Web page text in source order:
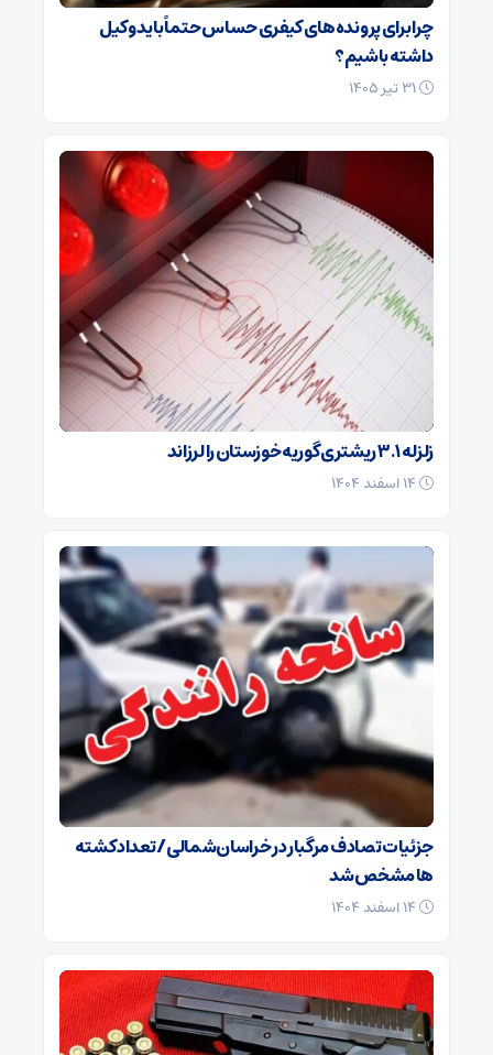
چرا برای پرونده‌های کیفری حساس حتماً باید وکیل
داشته باشیم؟
زلزله ۳.۱ ریشتری گوریه خوزستان را لرزاند
جزئیات تصادف مرگبار در خراسان‌شمالی/ تعداد کشته
ها مشخص شد